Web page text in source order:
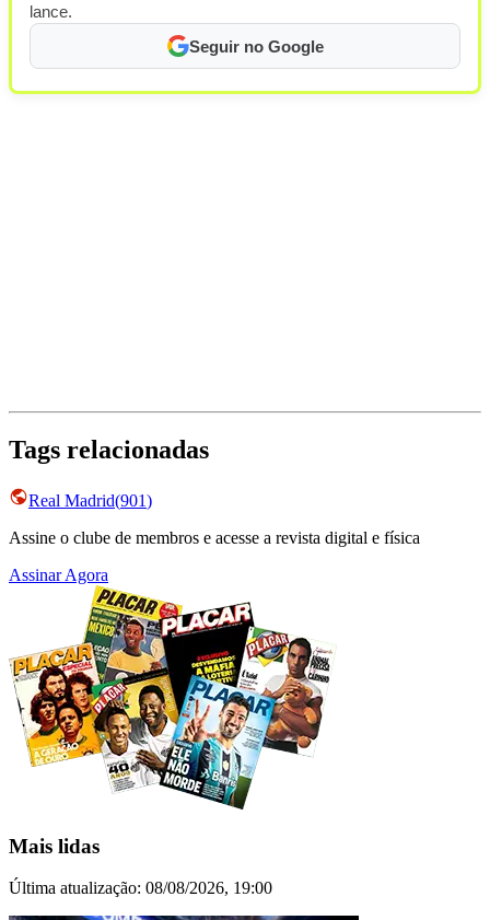
lance.
Seguir no Google
Tags relacionadas
Real Madrid(901)
Assine o clube de membros e acesse a revista digital e física
Assinar Agora
Mais lidas
Última atualização: 08/08/2026, 19:00